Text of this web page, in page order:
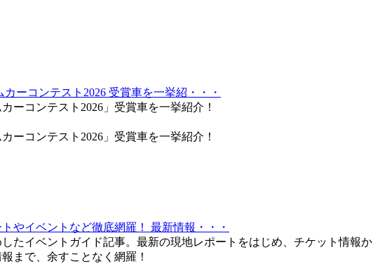
ーコンテスト2026 受賞車を一挙紹・・・
ーコンテスト2026」受賞車を一挙紹介！
ーコンテスト2026」受賞車を一挙紹介！
やイベントなど徹底網羅！ 最新情報・・・
たイベントガイド記事。最新の現地レポートをはじめ、チケット情報か
まで、余すことなく網羅！